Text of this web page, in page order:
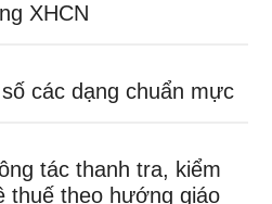
XHCN
các dạng chuẩn mực
tác thanh tra, kiểm
thuế theo hướng giáo